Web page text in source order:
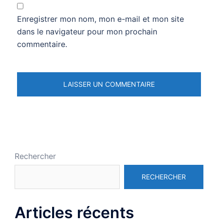
Enregistrer mon nom, mon e-mail et mon site
dans le navigateur pour mon prochain
commentaire.
Rechercher
RECHERCHER
Articles récents